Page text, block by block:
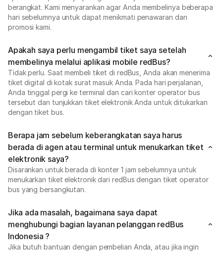
berangkat. Kami menyarankan agar Anda membelinya beberapa
hari sebelumnya untuk dapat menikmati penawaran dan
promosi kami.
Apakah saya perlu mengambil tiket saya setelah
membelinya melalui aplikasi mobile redBus?
Tidak perlu. Saat membeli tiket di redBus, Anda akan menerima
tiket digital di kotak surat masuk Anda. Pada hari perjalanan,
Anda tinggal pergi ke terminal dan cari konter operator bus
tersebut dan tunjukkan tiket elektronik Anda untuk ditukarkan
dengan tiket bus.
Berapa jam sebelum keberangkatan saya harus
berada di agen atau terminal untuk menukarkan tiket
elektronik saya?
Disarankan untuk berada di konter 1 jam sebelumnya untuk
menukarkan tiket elektronik dari redBus dengan tiket operator
bus yang bersangkutan.
Jika ada masalah, bagaimana saya dapat
menghubungi bagian layanan pelanggan redBus
Indonesia ?
Jika butuh bantuan dengan pembelian Anda, atau jika ingin